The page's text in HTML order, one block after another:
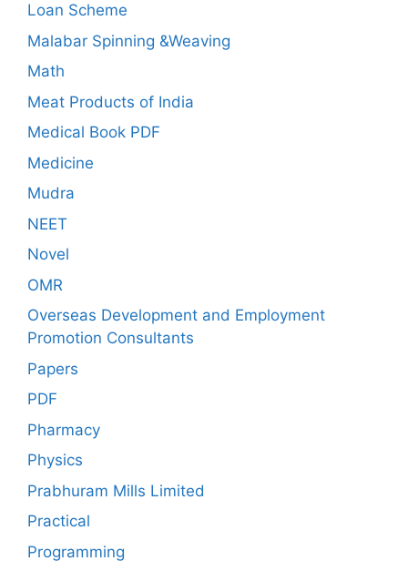
Loan Scheme
Malabar Spinning &Weaving
Math
Meat Products of India
Medical Book PDF
Medicine
Mudra
NEET
Novel
OMR
Overseas Development and Employment
Promotion Consultants
Papers
PDF
Pharmacy
Physics
Prabhuram Mills Limited
Practical
Programming